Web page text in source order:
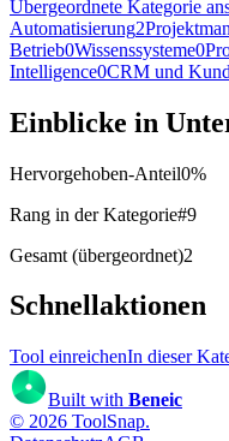
Übergeordnete Kategorie
Automatisierung2
Betrieb0Wissenssysteme0
Intelligence0CRM und
Einblicke in
Hervorgehoben-Anteil0%
Rang in der Kategorie#9
Gesamt (übergeordnet)2
Schnellaktionen
Tool einreichenIn dieser
Built with Beneic
© 2026 ToolSnap.